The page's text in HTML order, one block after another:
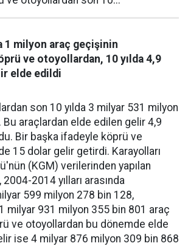
1 milyon araç geçişinin
ve otoyollardan, 10 yılda 4,9
elde edildi
son 10 yılda 3 milyar 531 milyon
Bu araçlardan elde edilen gelir 4,9
Bir başka ifadeyle köprü ve
15 dolar gelir getirdi. Karayolları
(KGM) verilerinden yapılan
2014 yılları arasında
599 milyon 278 bin 128,
milyar 931 milyon 355 bin 801 araç
ve otoyollardan bu dönemde elde
ise 4 milyar 876 milyon 309 bin 868